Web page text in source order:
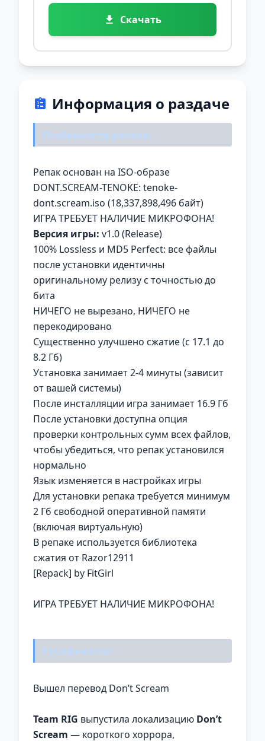
Скачать
Информация о раздаче
Особенности репака:
Репак основан на ISO-образе
DONT.SCREAM-TENOKE: tenoke-
dont.scream.iso (18,337,898,496 байт)
ИГРА ТРЕБУЕТ НАЛИЧИЕ МИКРОФОНА!
Версия игры: v1.0 (Release)
100% Lossless и MD5 Perfect: все файлы
после установки идентичны
оригинальному релизу с точностью до
бита
НИЧЕГО не вырезано, НИЧЕГО не
перекодировано
Существенно улучшено сжатие (с 17.1 до
8.2 Гб)
Установка занимает 2-4 минуты (зависит
от вашей системы)
После инсталляции игра занимает 16.9 Гб
После установки доступна опция
проверки контрольных сумм всех файлов,
чтобы убедиться, что репак установился
нормально
Язык изменяется в настройках игры
Для установки репака требуется минимум
2 Гб свободной оперативной памяти
(включая виртуальную)
В репаке используется библиотека
сжатия от Razor12911
[Repack] by FitGirl
ИГРА ТРЕБУЕТ НАЛИЧИЕ МИКРОФОНА!
Русификатор:
Вышел перевод Don’t Scream
Team RIG выпустила локализацию Don’t
Scream — короткого хоррора,